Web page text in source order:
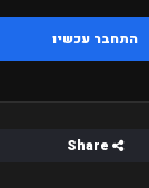
התחבר עכשיו